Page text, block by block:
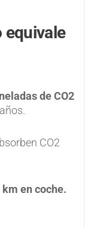
equivale
de CO2
CO2
en coche.